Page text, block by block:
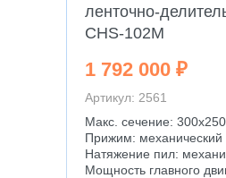
ленточно-
CHS-102M
1 792 000 ₽
Артикул: 2561
Макс. сечение:
Прижим: механический
Натяжение пил:
Мощность главного